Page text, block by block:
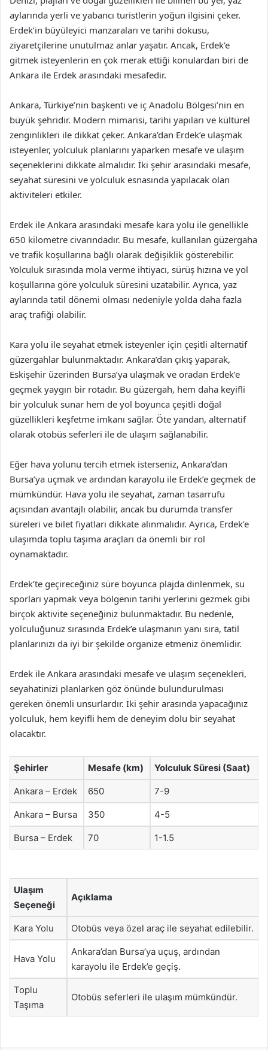
aylarında yerli ve yabancı turistlerin yoğun ilgisini çeker.
Erdek’in büyüleyici manzaraları ve tarihi dokusu,
ziyaretçilerine unutulmaz anlar yaşatır. Ancak, Erdek’e
gitmek isteyenlerin en çok merak ettiği konulardan biri de
Ankara ile Erdek arasındaki mesafedir.
Ankara, Türkiye’nin başkenti ve iç Anadolu Bölgesi’nin en
büyük şehridir. Modern mimarisi, tarihi yapıları ve kültürel
zenginlikleri ile dikkat çeker. Ankara’dan Erdek’e ulaşmak
isteyenler, yolculuk planlarını yaparken mesafe ve ulaşım
seçeneklerini dikkate almalıdır. İki şehir arasındaki mesafe,
seyahat süresini ve yolculuk esnasında yapılacak olan
aktiviteleri etkiler.
Erdek ile Ankara arasındaki mesafe kara yolu ile genellikle
650 kilometre civarındadır. Bu mesafe, kullanılan güzergaha
ve trafik koşullarına bağlı olarak değişiklik gösterebilir.
Yolculuk sırasında mola verme ihtiyacı, sürüş hızına ve yol
koşullarına göre yolculuk süresini uzatabilir. Ayrıca, yaz
aylarında tatil dönemi olması nedeniyle yolda daha fazla
araç trafiği olabilir.
Kara yolu ile seyahat etmek isteyenler için çeşitli alternatif
güzergahlar bulunmaktadır. Ankara’dan çıkış yaparak,
Eskişehir üzerinden Bursa’ya ulaşmak ve oradan Erdek’e
geçmek yaygın bir rotadır. Bu güzergah, hem daha keyifli
bir yolculuk sunar hem de yol boyunca çeşitli doğal
güzellikleri keşfetme imkanı sağlar. Öte yandan, alternatif
olarak otobüs seferleri ile de ulaşım sağlanabilir.
Eğer hava yolunu tercih etmek isterseniz, Ankara’dan
Bursa’ya uçmak ve ardından karayolu ile Erdek’e geçmek de
mümkündür. Hava yolu ile seyahat, zaman tasarrufu
açısından avantajlı olabilir, ancak bu durumda transfer
süreleri ve bilet fiyatları dikkate alınmalıdır. Ayrıca, Erdek’e
ulaşımda toplu taşıma araçları da önemli bir rol
oynamaktadır.
Erdek’te geçireceğiniz süre boyunca plajda dinlenmek, su
sporları yapmak veya bölgenin tarihi yerlerini gezmek gibi
birçok aktivite seçeneğiniz bulunmaktadır. Bu nedenle,
yolculuğunuz sırasında Erdek’e ulaşmanın yanı sıra, tatil
planlarınızı da iyi bir şekilde organize etmeniz önemlidir.
Erdek ile Ankara arasındaki mesafe ve ulaşım seçenekleri,
seyahatinizi planlarken göz önünde bulundurulması
gereken önemli unsurlardır. İki şehir arasında yapacağınız
yolculuk, hem keyifli hem de deneyim dolu bir seyahat
olacaktır.
Şehirler Mesafe (km) Yolculuk Süresi (Saat)
Ankara – Erdek 650 7-9
Ankara – Bursa 350 4-5
Bursa – Erdek 70 1-1.5
Ulaşım
Seçeneği
Açıklama
Kara Yolu Otobüs veya özel araç ile seyahat edilebilir.
Hava Yolu
Ankara’dan Bursa’ya uçuş, ardından
karayolu ile Erdek’e geçiş.
Toplu
Taşıma
Otobüs seferleri ile ulaşım mümkündür.